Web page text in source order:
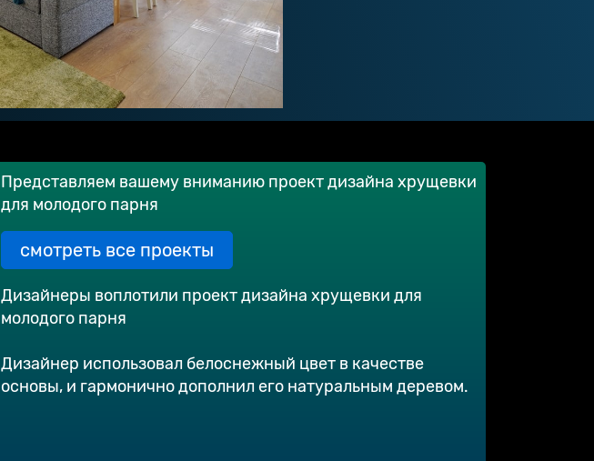
Представляем вашему вниманию проект дизайна хрущевки
для молодого парня
смотреть все проекты
Дизайнеры воплотили проект дизайна хрущевки для
молодого парня
Дизайнер использовал белоснежный цвет в качестве
основы, и гармонично дополнил его натуральным деревом.